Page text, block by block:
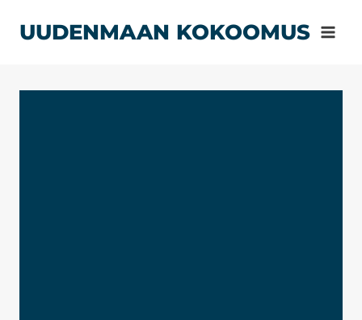
sisältöön
UUDENMAAN KOKOOMUS